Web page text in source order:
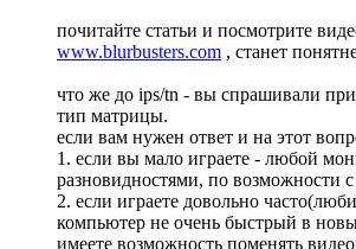
почитайте статьи и посмотрите
www.blurbusters.com , станет
что же до ips/tn - вы спрашивали
тип матрицы.
если вам нужен ответ и на этот
1. если вы мало играете - любой
разновидностями, по возможности
2. если играете довольно
компьютер не очень быстрый в
имеете возможность поменять